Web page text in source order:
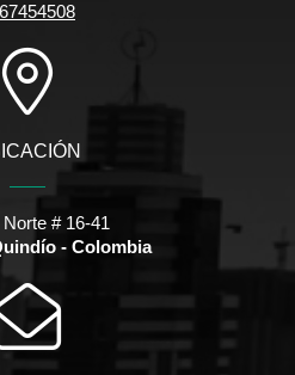
# 16-41
- Colombia